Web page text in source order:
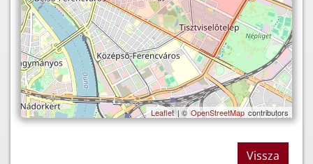
Leaflet| © OpenStreetMap contributors
Vissza